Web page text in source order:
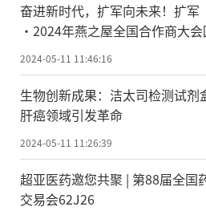
奋进新时代，扩军向未来！扩军
·2024年燕之屋全国合作商大会
成功
2024-05-11 11:46:16
生物创新成果：洁太司检测试剂
肝癌领域引发革命
2024-05-11 11:26:39
超亚医药邀您共聚 | 第88届全国
交易会62J26